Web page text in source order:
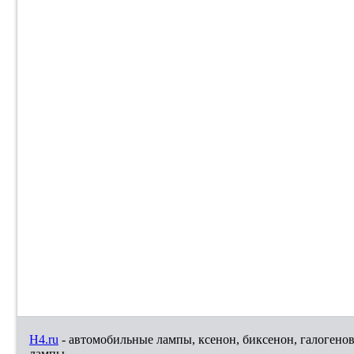
H4.ru - автомобильные лампы, ксенон, биксенон,